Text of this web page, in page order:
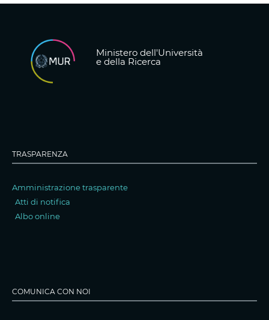
Ministero dell'Università
e della Ricerca
TRASPARENZA
Amministrazione trasparente
Atti di notifica
Albo online
COMUNICA CON NOI